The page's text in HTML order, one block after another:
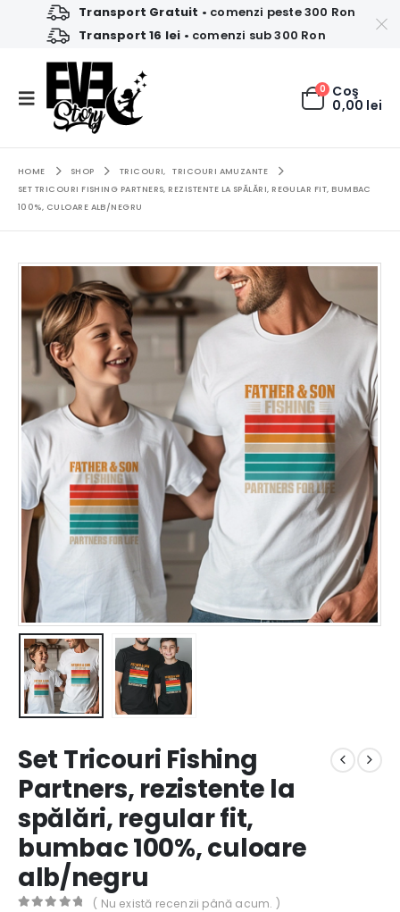
Transport Gratuit • comenzi peste 300 Ron
Transport 16 lei • comenzi sub 300 Ron
0 Coş
0,00 lei
HOME SHOP TRICOURI,
TRICOURI AMUZANTE
SET TRICOURI FISHING PARTNERS, REZISTENTE LA SPĂLĂRI, REGULAR FIT, BUMBAC
100%, CULOARE ALB/NEGRU
Set Tricouri Fishing
Partners, rezistente la
spălări, regular fit,
bumbac 100%, culoare
alb/negru
( Nu există recenzii până acum. )